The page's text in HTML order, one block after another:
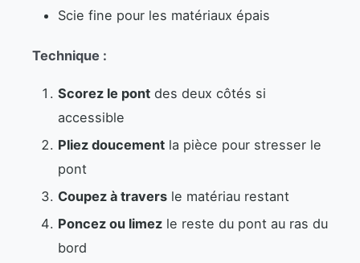
Scie fine pour les matériaux épais
Technique :
Scorez le pont des deux côtés si
accessible
Pliez doucement la pièce pour stresser le
pont
Coupez à travers le matériau restant
Poncez ou limez le reste du pont au ras du
bord